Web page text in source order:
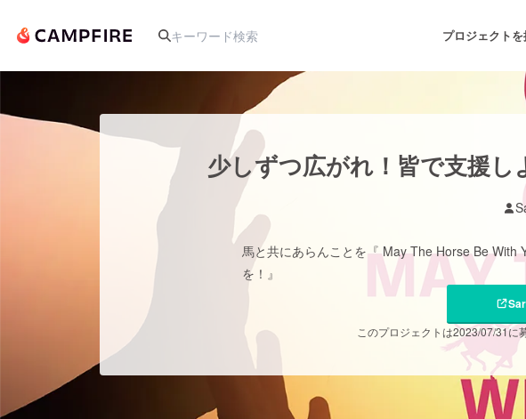
プロジェクト
人気のプロジェクト 注目のリターン注目の
テクノロジー・ガジェット ゲーム・サービス
チャレンジ
まちづくり・地域活性化
少しずつ広がれ！皆で支援
馬と共にあらんことを『 May The Horse Be With
を！』
このプロジェクトは2023/07/31に